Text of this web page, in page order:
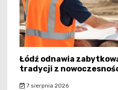
Łódź odnawia
tradycji z
7 sierpnia 2026